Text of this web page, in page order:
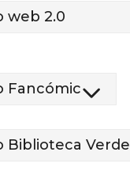
web 2.0
Fancómic
Biblioteca Verde